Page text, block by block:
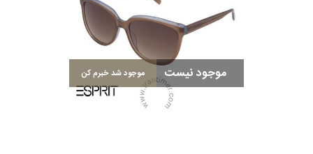
موجود نیست موجود شد خبرم کن